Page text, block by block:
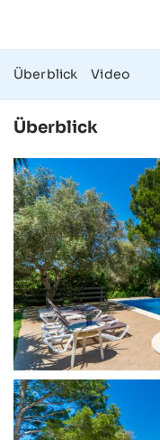
Überblick Video
Überblick